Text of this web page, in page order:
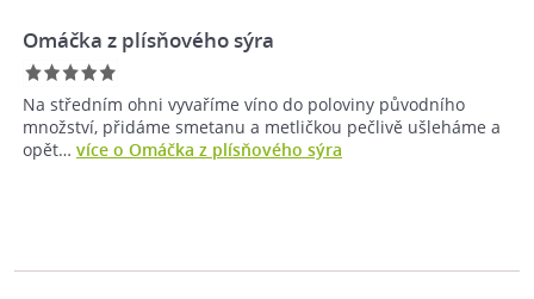
Omáčka z plísňového sýra
Na středním ohni vyvaříme víno do poloviny původního
množství, přidáme smetanu a metličkou pečlivě ušleháme a
opět… více o Omáčka z plísňového sýra